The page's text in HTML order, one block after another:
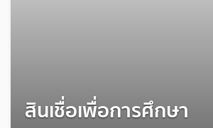
สินเชื่อเพื่อการศึกษา